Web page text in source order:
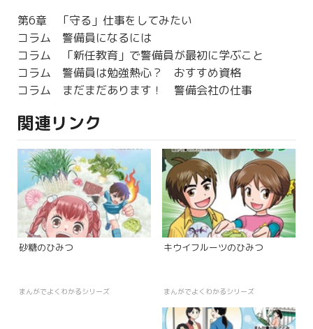
第6章 「守る」仕事をしてみたい
コラム 警備員になるには
コラム 「新任教育」で警備員が最初に学ぶこと
コラム 警備員は勉強熱心？ おすすめ資格
コラム まだまだあります！ 警備会社の仕事
関連リンク
砂糖のひみつ
まんがでよくわかるシリーズ
キウイフルーツのひみつ
まんがでよくわかるシリーズ